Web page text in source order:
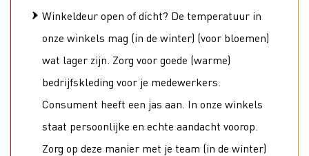
Winkeldeur open of dicht? De temperatuur in
onze winkels mag (in de winter) (voor bloemen)
wat lager zijn. Zorg voor goede (warme)
bedrijfskleding voor je medewerkers.
Consument heeft een jas aan. In onze winkels
staat persoonlijke en echte aandacht voorop.
Zorg op deze manier met je team (in de winter)